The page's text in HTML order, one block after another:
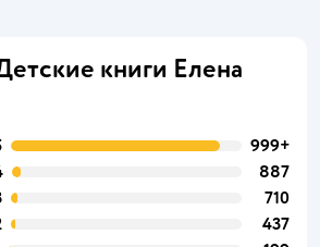
книги Елена
999+
887
710
437